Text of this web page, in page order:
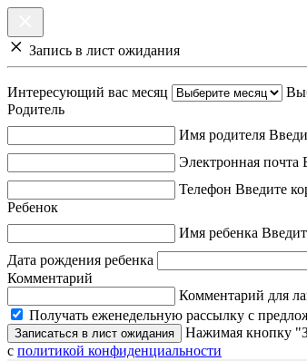
Запись в лист ожидания
Интересующий вас месяц
Родитель
Имя родителя
Электронная почта
Телефон Введите
Ребенок
Имя ребенка
Дата рождения ребенка
Комментарий
Комментарий для
Получать еженедельную рассылку с
Записаться в лист ожидания
Нажимая кнопку
с политикой конфиденциальности